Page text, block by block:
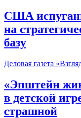
США
на
базу
Деловая газета
«Эпштейн
в детской
страшной